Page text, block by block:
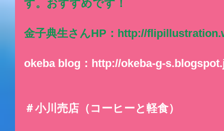
す。おすすめです！
金子典生さんHP：http://
okeba blog：http://okeba-g-
＃小川売店（コーヒーと軽食）